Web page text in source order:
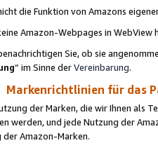
die Funktion von Amazons
Amazon-Webpages in WebView
Sie, ob sie
“ im Sinne derVereinbarung.
Markenrichtlinien für das
der Marken, die wir Ihnen als
werden, und jede Nutzung der
Amazon-Marken.